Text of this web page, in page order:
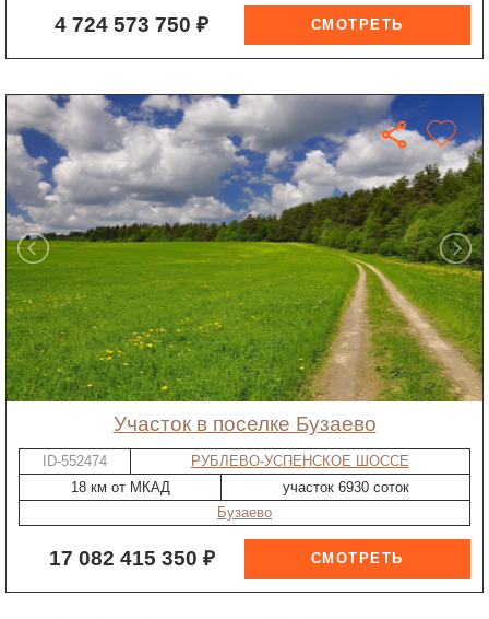
4 724 573 750 ₽
участок в поселке Бузаево
ID-552474
РУБЛЕВО-УСПЕНСКОЕ ШОССЕ
18 км от МКАД
участок 6930 соток
Бузаево
17 082 415 350 ₽